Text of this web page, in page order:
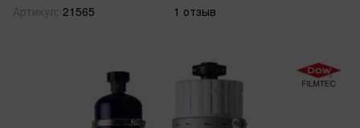
Артикул: 21565 1 отзыв